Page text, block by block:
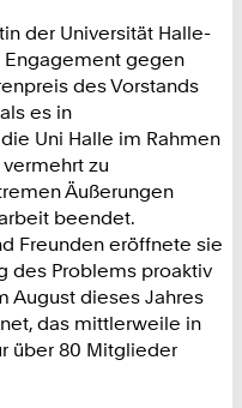
der Universität Halle-
Engagement gegen
des Vorstands
es in
Uni Halle im Rahmen
zu
Äußerungen
beendet.
Freunden eröffnete sie
des Problems proaktiv
August dieses Jahres
das mittlerweile in
über 80 Mitglieder